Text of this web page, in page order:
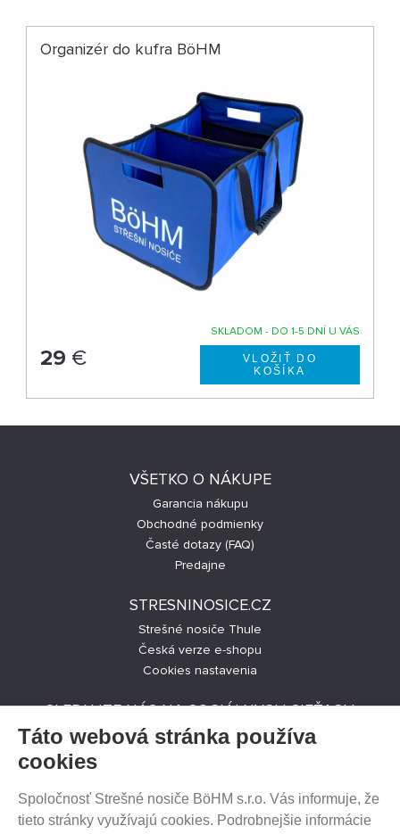
Organizér do kufra BöHM
SKLADOM - DO 1-5 DNÍ U VÁS
29 €
VŠETKO O NÁKUPE
Garancia nákupu
Obchodné podmienky
Časté dotazy (FAQ)
Predajne
STRESNINOSICE.CZ
Strešné nosiče Thule
Česká verze e-shopu
Cookies nastavenia
SLEDUJTE NÁS NA SOCIÁLNYCH SIEŤACH
PREDAJ NA SPLÁTKY
Táto webová stránka používa
cookies
Spoločnosť Strešné nosiče BöHM s.r.o. Vás informuje, že
tieto stránky využívajú cookies. Podrobnejšie informácie